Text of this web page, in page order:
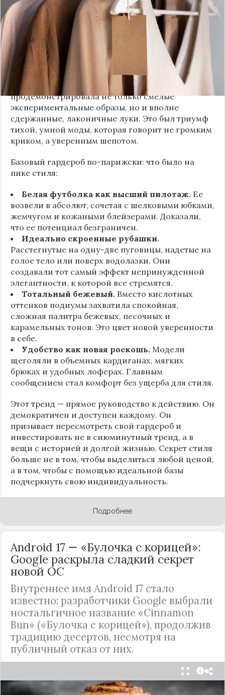
недоумением. Но самый интересный тренд этого
сезона был обращен к реальной жизни. Показы
доказали: истинная роскошь и мастерство стиля
заключаются не в эпатаже, а в виртуозном
владении базовыми вещами.
Как тонко подметила автор канала «Деловая
косметичка», завершившаяся неделя моды
продемонстрировала не только смелые
экспериментальные образы, но и вполне
сдержанные, лаконичные луки. Это был триумф
тихой, умной моды, которая говорит не громким
криком, а уверенным шепотом.
Базовый гардероб по-парижски: что было на
пике стиля:
Белая футболка как высший пилотаж. Ее
возвели в абсолют, сочетая с шелковыми юбками,
жемчугом и кожаными блейзерами. Доказали,
что ее потенциал безграничен.
Идеально скроенные рубашки.
Расстегнутые на одну-две пуговицы, надетые на
голое тело или поверх водолазки. Они
создавали тот самый эффект непринужденной
элегантности, к которой все стремятся.
Тотальный бежевый. Вместо кислотных
оттенков подиумы захватила спокойная,
сложная палитра бежевых, песочных и
карамельных тонов. Это цвет новой уверенности
в себе.
Удобство как новая роскошь. Модели
щеголяли в объемных кардиганах, мягких
брюках и удобных лоферах. Главным
сообщением стал комфорт без ущерба для стиля.
Этот тренд — прямое руководство к действию. Он
демократичен и доступен каждому. Он
призывает пересмотреть свой гардероб и
инвестировать не в сиюминутный тренд, а в
вещи с историей и долгой жизнью. Секрет стиля
больше не в том, чтобы выделиться любой ценой,
а в том, чтобы с помощью идеальной базы
подчеркнуть свою индивидуальность.
Подробнее
Android 17 — «Булочка с корицей»:
Google раскрыла сладкий секрет
новой ОС
Внутреннее имя Android 17 стало
известно: разработчики Google выбрали
ностальгичное название «Cinnamon
Bun» («Булочка с корицей»), продолжив
традицию десертов, несмотря на
публичный отказ от них.
Стало известно внутреннее кодовое имя